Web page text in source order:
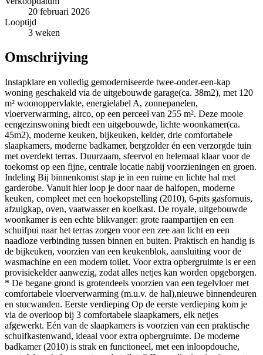
20 februari 2026
Looptijd
3 weken
Omschrijving
Instapklare en volledig gemoderniseerde twee-onder-een-kap
woning geschakeld via de uitgebouwde garage(ca. 38m2), met 120
m² woonoppervlakte, energielabel A, zonnepanelen,
vloerverwarming, airco, op een perceel van 255 m². Deze mooie
eengezinswoning biedt een uitgebouwde, lichte woonkamer(ca.
45m2), moderne keuken, bijkeuken, kelder, drie comfortabele
slaapkamers, moderne badkamer, bergzolder én een verzorgde tuin
met overdekt terras. Duurzaam, sfeervol en helemaal klaar voor de
toekomst op een fijne, centrale locatie nabij voorzieningen en groen.
Indeling Bij binnenkomst stap je in een ruime en lichte hal met
garderobe. Vanuit hier loop je door naar de halfopen, moderne
keuken, compleet met een hoekopstelling (2010), 6-pits gasfornuis,
afzuigkap, oven, vaatwasser en koelkast. De royale, uitgebouwde
woonkamer is een echte blikvanger: grote raampartijen en een
schuifpui naar het terras zorgen voor een zee aan licht en een
naadloze verbinding tussen binnen en buiten. Praktisch en handig is
de bijkeuken, voorzien van een keukenblok, aansluiting voor de
wasmachine en een modern toilet. Voor extra opbergruimte is er een
provisiekelder aanwezig, zodat alles netjes kan worden opgeborgen.
* De begane grond is grotendeels voorzien van een tegelvloer met
comfortabele vloerverwarming (m.u.v. de hal),nieuwe binnendeuren
en stucwanden. Eerste verdieping Op de eerste verdieping kom je
via de overloop bij 3 comfortabele slaapkamers, elk netjes
afgewerkt. Eén van de slaapkamers is voorzien van een praktische
schuifkastenwand, ideaal voor extra opbergruimte. De moderne
badkamer (2010) is strak en functioneel, met een inloopdouche,